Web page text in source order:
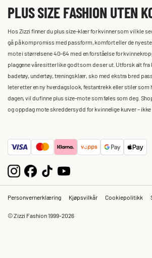
PLUS SIZE FASHION UTEN
Hos Zizzi finner du plus size-klær for kvinner som vil kle
gå på kompromiss med passform, komfort eller de
mote i størrelsene 40–64 med en forståelse for
plaggene våre sitter like godt som de ser ut. Utforsk alt
badetøy, undertøy, treningsklær, sko med ekstra bred
leter etter en ny hverdagslook, festantrekk eller stiler som
dagen, vil du finne plus size-mote som føles som deg.
og oppdag mote skreddersydd for kvinnelige kurver – ikke
Personvernerklæring Kjøpsvilkår Cookiepolitikk
© Zizzi Fashion 1999-2026